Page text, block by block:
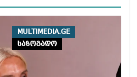
MULTIMEDIA.GE
საზოგადო